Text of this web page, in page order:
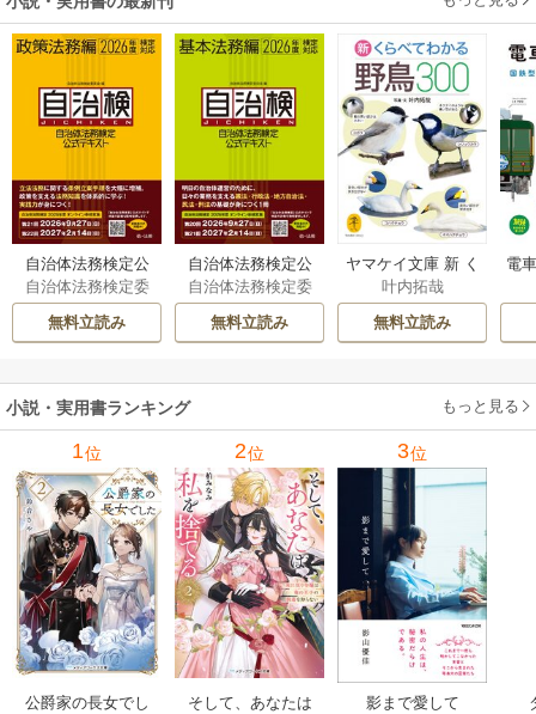
自治体法務検定公
式テキスト 政策
法務編 ２０２６
年度検定対応 1巻
自治体法務検定委
員会
無料立読み
自治体法務検定公
式テキスト 基本
法務編 ２０２６
年度検定対応 1巻
自治体法務検定委
員会
無料立読み
ヤマケイ文庫 新 く
らべてわかる野鳥3
00 1巻
叶内拓哉
無料立読み
電
小説・実用書ランキング もっと見る
1位
公爵家の長女でし
2位
そして、あなたは
3位
影まで愛して